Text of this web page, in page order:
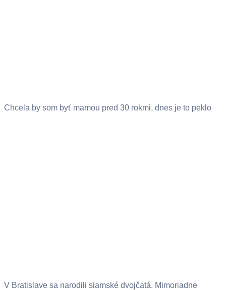
Chcela by som byť mamou pred 30 rokmi, dnes je to peklo
V Bratislave sa narodili siamské dvojčatá. Mimoriadne